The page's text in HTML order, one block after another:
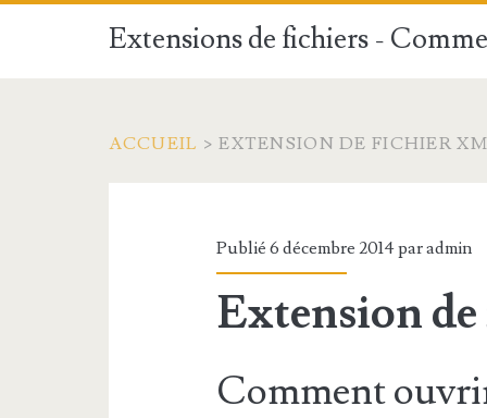
Extensions de fichiers -
ACCUEIL > EXTENSION DE FICHIER XM
Publié 6 décembre 2014 paradmin
Extension
Comment